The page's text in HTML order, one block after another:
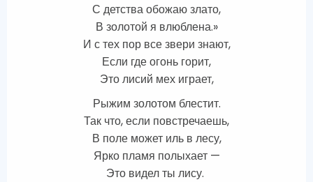
С детства обожаю злато,
В золотой я влюблена.»
И с тех пор все звери знают,
Если где огонь горит,
Это лисий мех играет,
Рыжим золотом блестит.
Так что, если повстречаешь,
В поле может иль в лесу,
Ярко пламя полыхает —
Это видел ты лису.